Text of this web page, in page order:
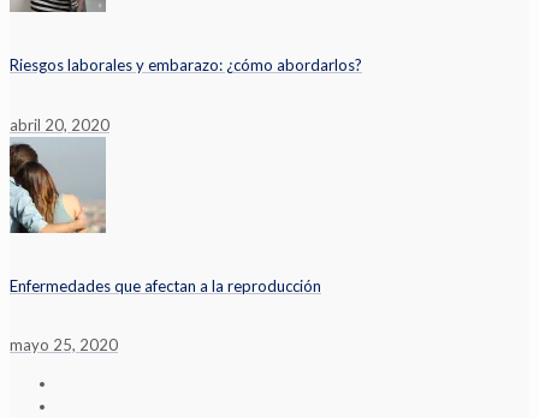
Riesgos laborales y embarazo: ¿cómo abordarlos?
abril 20, 2020
Enfermedades que afectan a la reproducción
mayo 25, 2020